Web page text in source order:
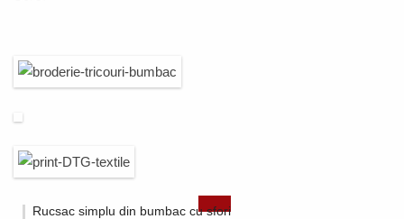
Rucsac simplu din bumbac cu sfori